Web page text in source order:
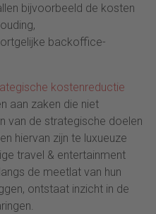
bijvoorbeeld de kosten
backoffice-
kostenreductie
aan zaken die niet
van de strategische doelen
hiervan zijn te luxueuze
travel & entertainment
de meetlat van hun
ontstaat inzicht in de